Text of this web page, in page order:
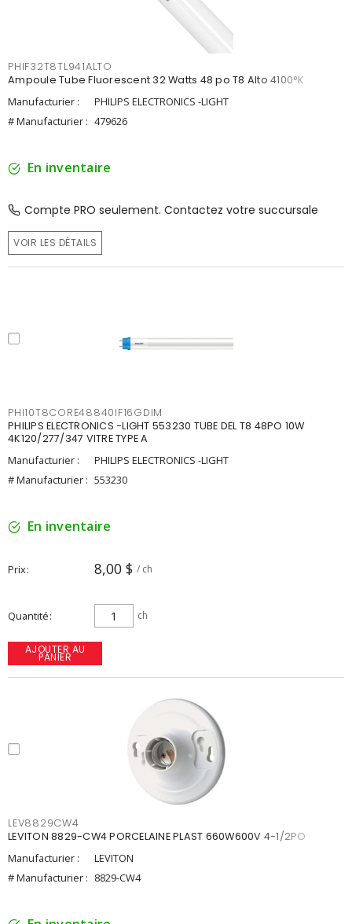
PHIF32T8TL941ALTO
Ampoule Tube Fluorescent 32 Watts 48 po T8 Alto 4100°K
Manufacturier :
PHILIPS ELECTRONICS -LIGHT
# Manufacturier : 479626
En inventaire
Compte PRO seulement. Contactez votre succursale
VOIR LES DÉTAILS
PHI10T8CORE48840IF16GDIM
PHILIPS ELECTRONICS -LIGHT 553230 TUBE DEL T8 48PO 10W
4K120/277/347 VITRE TYPE A
Manufacturier :
PHILIPS ELECTRONICS -LIGHT
# Manufacturier : 553230
En inventaire
Prix 8,00 $ / ch
Quantité ch
AJOUTER AU
PANIER
LEV8829CW4
LEVITON 8829-CW4 PORCELAINE PLAST 660W600V 4-1/2PO
Manufacturier :
LEVITON
# Manufacturier : 8829-CW4